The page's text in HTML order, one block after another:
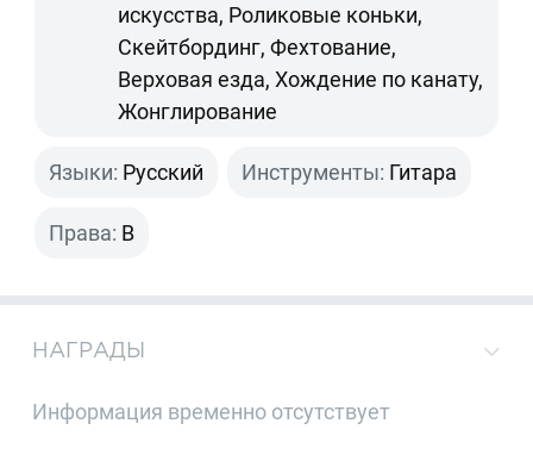
искусства, Роликовые коньки,
Скейтбординг, Фехтование,
Верховая езда, Хождение по канату,
Жонглирование
Языки: Русский Инструменты: Гитара
Права: B
НАГРАДЫ
Информация временно отсутствует